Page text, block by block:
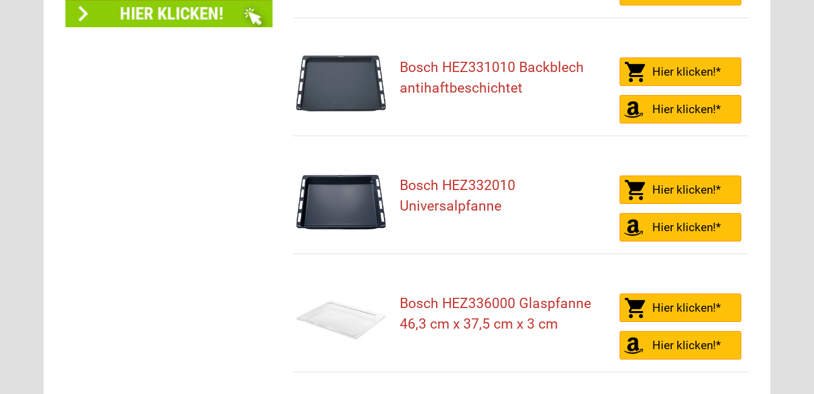
Bosch HEZ331010 Backblech
antihaftbeschichtet
Hier klicken!*
Hier klicken!*
Bosch HEZ332010
Universalpfanne
Hier klicken!*
Hier klicken!*
Bosch HEZ336000 Glaspfanne
46,3 cm x 37,5 cm x 3 cm
Hier klicken!*
Hier klicken!*